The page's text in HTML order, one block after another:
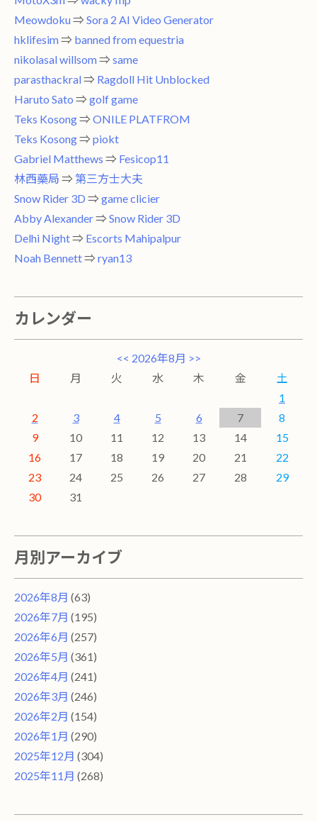
Meowdoku⇒ Sora 2 AI Video Generator
hklifesim⇒ banned from equestria
nikolasal willsom⇒ same
parasthackral⇒ Ragdoll Hit Unblocked
Haruto Sato ⇒ golf game
Teks Kosong⇒ ONILE PLATFROM
Teks Kosong⇒ piokt
Gabriel Matthews ⇒ Fesicop11
林西藥局 ⇒ 第三方士大夫
Snow Rider 3D ⇒ game clicier
Abby Alexander⇒ Snow Rider 3D
Delhi Night⇒ Escorts Mahipalpur
Noah Bennett⇒ ryan13
カレンダー
<< 2026年8月 >>
日
月 火 水 木 金
土
1
2
3 4 5 6 7
8
9
10 11 12 13 14
15
16
17 18 19 20 21
22
23
24 25 26 27 28
29
30
31
月別アーカイブ
2026年8月 (63)
2026年7月 (195)
2026年6月 (257)
2026年5月 (361)
2026年4月 (241)
2026年3月 (246)
2026年2月 (154)
2026年1月 (290)
2025年12月 (304)
2025年11月 (268)